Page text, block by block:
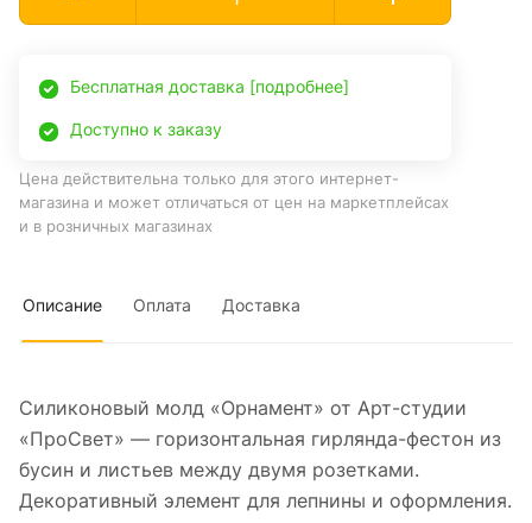
Бесплатная доставка [подробнее]
Доступно к заказу
Цена действительна только для этого интернет-
магазина и может отличаться от цен на маркетплейсах
и в розничных магазинах
Описание Оплата Доставка
Силиконовый молд «Орнамент» от Арт-студии
«ПроСвет» — горизонтальная гирлянда-фестон из
бусин и листьев между двумя розетками.
Декоративный элемент для лепнины и оформления.